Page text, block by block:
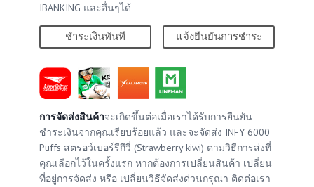
IBANKING และอื่นๆได้
ชำระเงินทันที แจ้งยืนยันการชำระ
การจัดส่งสินค้าจะเกิดขึ้นต่อเมื่อเราได้รับการยืนยัน
ชำระเงินจากคุณเรียบร้อยแล้ว และจะจัดส่ง INFY 6000
Puffs สตรอว์เบอร์รีกีวี่ (Strawberry kiwi) ตามวิธีการส่งที่
คุณเลือกไว้ในครั้งแรก หากต้องการเปลี่ยนสินค้า เปลี่ยน
ที่อยู่การจัดส่ง หรือ เปลี่ยนวิธีจัดส่งด่วนกรุณา ติดต่อเรา